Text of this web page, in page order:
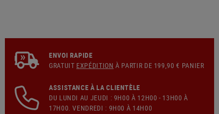
ENVOI RAPIDE
GRATUIT EXPÉDITION À PARTIR DE 199,90 € PANIER
ASSISTANCE À LA CLIENTÈLE
DU LUNDI AU JEUDI : 9H00 À 12H00 - 13H00 À
17H00. VENDREDI : 9H00 À 14H00